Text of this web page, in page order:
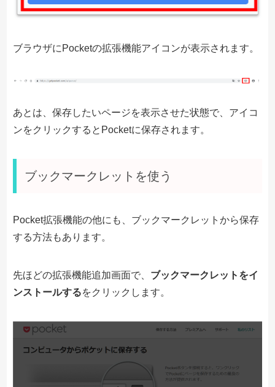
ブラウザにPocketの拡張機能アイコンが表示されます。
あとは、保存したいページを表示させた状態で、アイコ
ンをクリックするとPocketに保存されます。
ブックマークレットを使う
Pocket拡張機能の他にも、ブックマークレットから保存
する方法もあります。
先ほどの拡張機能追加画面で、 ブックマークレットをイ
ンストールするをクリックします。